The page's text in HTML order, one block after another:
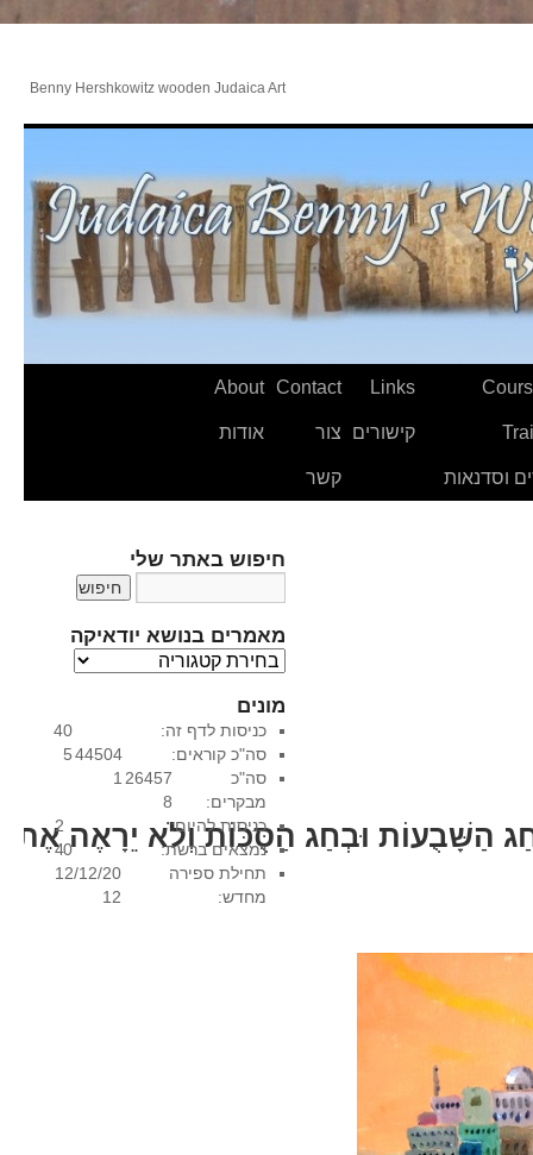
Benny Hershkowitz wooden Judaica Art
וסדנאות
Links
קישורים
Contact
צור
קשר
About
אודות
הַשָּׁבֻעוֹת וּבְחַג הַסֻּכּוֹת וְלֹא יֵרָאֶה אֶת
חיפוש באתר שלי
מאמרים בנושא יודאיקה
מ
מ
ר
י
ם
נ
ו
ש
מונים
40
5
כניסות לדף זה:
44504
1
סה"כ קוראים:
26457
8
סה"כ
מבקרים:
2
4
כניסות להיום:
0
נמצאים ברשת:
12/12/20
12
תחילת ספירה
מחדש: